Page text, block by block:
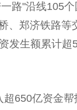
一路"沿线105个
郑济铁路等
发生额累计
超650亿资金帮